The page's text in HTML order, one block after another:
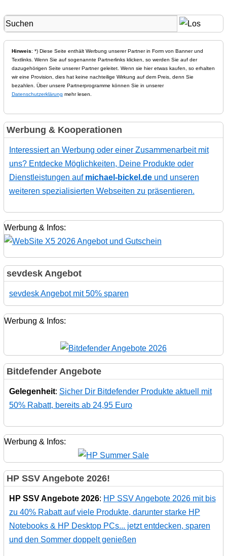
Hinweis: *) Diese Seite enthält Werbung unserer Partner in Form von Banner und
Textlinks. Wenn Sie auf sogenannte Partnerlinks klicken, so werden Sie auf der
dazugehörigen Seite unserer Partner geleitet. Wenn sie hier etwas kaufen, so erhalten
wir eine Provision, dies hat keine nachteilige Wirkung auf dem Preis, denn Sie
bezahlen. Über unsere Partnerprogramme können Sie in unserer
Datenschutzerklärung mehr lesen.
Werbung & Kooperationen
Interessiert an Werbung oder einer Zusammenarbeit mit
uns? Entdecke Möglichkeiten, Deine Produkte oder
Dienstleistungen auf michael-bickel.deund unseren
weiteren spezialisierten Webseiten zu präsentieren.
Werbung & Infos:
sevdesk Angebot
sevdesk Angebot mit 50% sparen
Werbung & Infos:
Bitdefender Angebote
Gelegenheit: Sicher Dir Bitdefender Produkte aktuell mit
50% Rabatt, bereits ab 24,95 Euro
Werbung & Infos:
HP SSV Angebote 2026!
HP SSV Angebote 2026: HP SSV Angebote 2026 mit bis
zu 40% Rabatt auf viele Produkte, darunter starke HP
Notebooks & HP Desktop PCs... jetzt entdecken, sparen
und den Sommer doppelt genießen